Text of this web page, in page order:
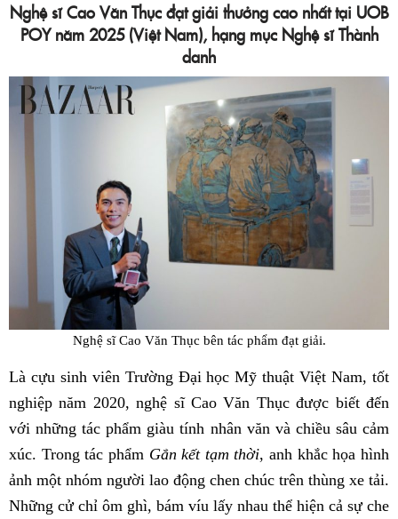
Nghệ sĩ Cao Văn Thục đạt giải thưởng cao nhất tại UOB
POY năm 2025 (Việt Nam), hạng mục Nghệ sĩ Thành
danh
Nghệ sĩ Cao Văn Thục bên tác phẩm đạt giải.
Là cựu sinh viên Trường Đại học Mỹ thuật Việt Nam, tốt
nghiệp năm 2020, nghệ sĩ Cao Văn Thục được biết đến
với những tác phẩm giàu tính nhân văn và chiều sâu cảm
xúc. Trong tác phẩmGắn kết tạm thời, anh khắc họa hình
ảnh một nhóm người lao động chen chúc trên thùng xe tải.
Những cử chỉ ôm ghì, bám víu lấy nhau thể hiện cả sự che